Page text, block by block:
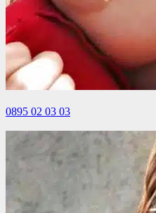
0895 02 03 03